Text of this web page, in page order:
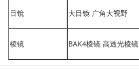
目镜 大目镜 广角大视野
棱镜 BAK4棱镜 高透光棱镜